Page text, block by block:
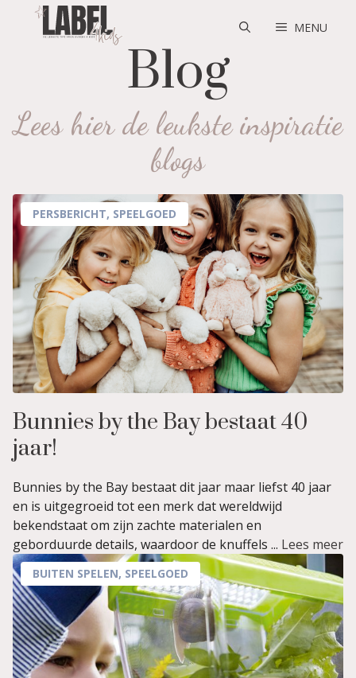
MENU
Blog
Lees hier de leukste inspiratie
blogs
PERSBERICHT, SPEELGOED
Bunnies by the Bay bestaat 40
jaar!
Bunnies by the Bay bestaat dit jaar maar liefst 40 jaar
en is uitgegroeid tot een merk dat wereldwijd
bekendstaat om zijn zachte materialen en
geborduurde details, waardoor de knuffels ... Lees meer
BUITEN SPELEN, SPEELGOED